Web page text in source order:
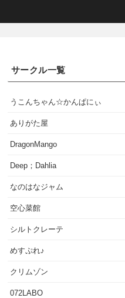
サークル一覧
うこんちゃん☆かんぱにぃ
ありがた屋
DragonMango
Deep；Dahlia
なのはなジャム
空心菜館
シルトクレーテ
めすぷれ♪
クリムゾン
072LABO